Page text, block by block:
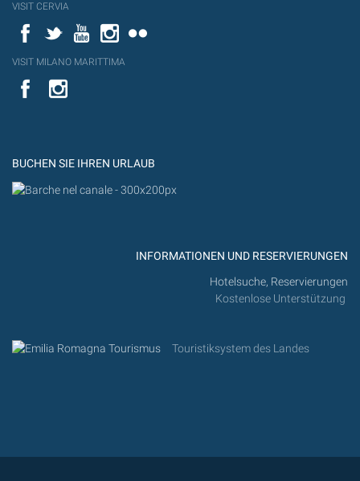
VISIT CERVIA
FacebookTwitterYouTubeInstagram
VISIT MILANO MARITTIMA
YouTube
BUCHEN SIE IHREN URLAUB
INFORMATIONEN UND RESERVIERUNGEN
Hotelsuche, Reservierungen
Kostenlose Unterstützung
Touristiksystem des Landes